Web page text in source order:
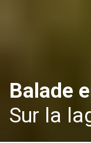
Balade
Sur la